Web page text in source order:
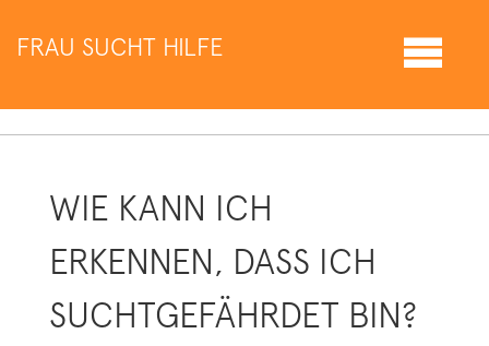
FRAU SUCHT HILFE
WIE KANN ICH
ERKENNEN, DASS ICH
SUCHTGEFÄHRDET BIN?